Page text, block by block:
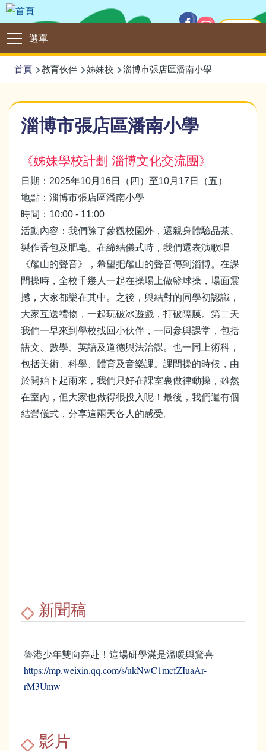
移至主內容
選單
Main
navigation
導
連
結
首頁 教育伙伴 姊妹校 淄博市張店區潘南小學
淄博市張店區潘南小學
《姊妹學校計劃 淄博文化交流團》
日期：2025年10月16日（四）至10月17日（五）
地點：淄博市張店區潘南小學
時間：10:00 - 11:00
活動內容：我們除了參觀校園外，還親身體驗品茶、
製作香包及肥皂。在締結儀式時，我們還表演歌唱
《耀山的聲音》，希望把耀山的聲音傳到淄博。在課
間操時，全校千幾人一起在操場上做籃球操，場面震
撼，大家都樂在其中。之後，與結對的同學初認識，
大家互送禮物，一起玩破冰遊戲，打破隔膜。第二天
我們一早來到學校找回小伙伴，一同參與課堂，包括
語文、數學、英語及道德與法治課。也一同上術科，
包括美術、科學、體育及音樂課。課間操的時候，由
於開始下起雨來，我們只好在課室裏做律動操，雖然
在室內，但大家也做得很投入呢！最後，我們還有個
結營儀式，分享這兩天各人的感受。
新聞稿
魯港少年雙向奔赴！這場研學滿是溫暖與驚喜
https://mp.weixin.qq.com/s/ukNwC1mcfZIuaAr-
rM3Umw
影片